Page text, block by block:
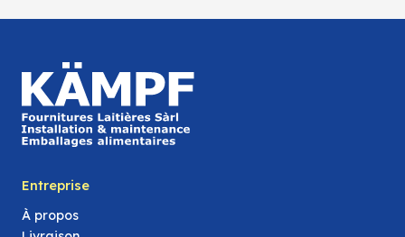
Entreprise
À propos